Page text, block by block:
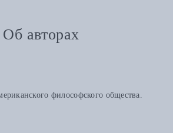
Об авторах
философского общества.